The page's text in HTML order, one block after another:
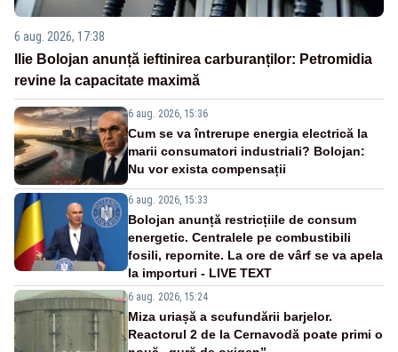
6 aug. 2026, 17:38
Ilie Bolojan anunță ieftinirea carburanților: Petromidia
revine la capacitate maximă
6 aug. 2026, 15:36
Cum se va întrerupe energia electrică la
marii consumatori industriali? Bolojan:
Nu vor exista compensații
6 aug. 2026, 15:33
Bolojan anunță restricțiile de consum
energetic. Centralele pe combustibili
fosili, repornite. La ore de vârf se va apela
la importuri - LIVE TEXT
6 aug. 2026, 15:24
Miza uriașă a scufundării barjelor.
Reactorul 2 de la Cernavodă poate primi o